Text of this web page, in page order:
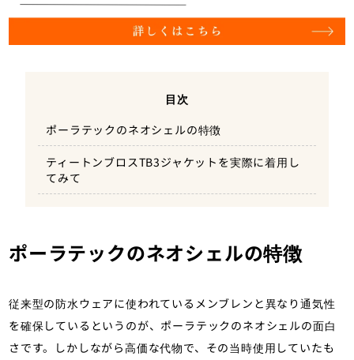
目次
ポーラテックのネオシェルの特徴
ティートンブロスTB3ジャケットを実際に着用し
てみて
ポーラテックのネオシェルの特徴
従来型の防水ウェアに使われているメンブレンと異なり通気性
を確保しているというのが、ポーラテックのネオシェルの面白
さです。しかしながら高価な代物で、その当時使用していたも